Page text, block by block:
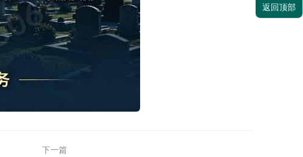
下一篇
返回顶部